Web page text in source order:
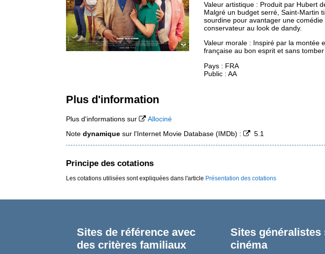
Valeur artistique : Produit par Hubert
Malgré un budget serré, Saint-Martin
sourdine pour avantager une
conservateur au look de dandy.
Valeur morale : Inspiré par la montée
française au bon esprit et sans
Pays : FRA
Public : AA
Plus d'information
Plus d'informations sur
Allociné
Notedynamique sur l'Internet Movie Database (IMDb) : 5.1
Principe des cotations
Les cotations utilisées sont expliquées dans l'article Présentation des cotations
Sites de référence avec
des critères familiaux
Sites généralistes
cinéma